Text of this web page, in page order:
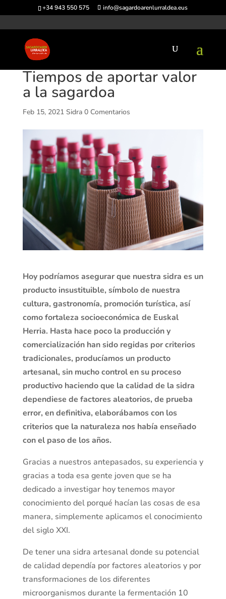
+34 943 550 575 info@sagardoarenlurraldea.eus
Tiempos de aportar valor
a la sagardoa
Feb 15, 2021 Sidra 0 Comentarios
Hoy podríamos asegurar que nuestra sidra es un
producto insustituible, símbolo de nuestra
cultura, gastronomía, promoción turística, así
como fortaleza socioeconómica de Euskal
Herria. Hasta hace poco la producción y
comercialización han sido regidas por criterios
tradicionales, producíamos un producto
artesanal, sin mucho control en su proceso
productivo haciendo que la calidad de la sidra
dependiese de factores aleatorios, de prueba
error, en definitiva, elaborábamos con los
criterios que la naturaleza nos había enseñado
con el paso de los años.
Gracias a nuestros antepasados, su experiencia y
gracias a toda esa gente joven que se ha
dedicado a investigar hoy tenemos mayor
conocimiento del porqué hacían las cosas de esa
manera, simplemente aplicamos el conocimiento
del siglo XXI.
De tener una sidra artesanal donde su potencial
de calidad dependía por factores aleatorios y por
transformaciones de los diferentes
microorganismos durante la fermentación 10